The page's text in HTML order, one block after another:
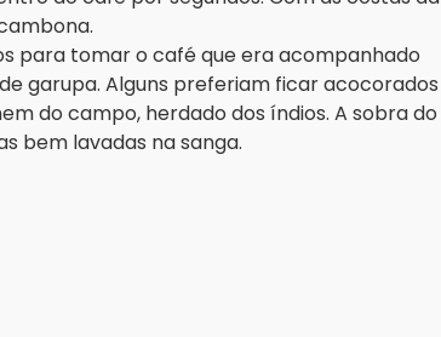
para tomar o café que era acompanhado
garupa. Alguns preferiam ficar acocorados
do campo, herdado dos índios. A sobra do
bem lavadas na sanga.